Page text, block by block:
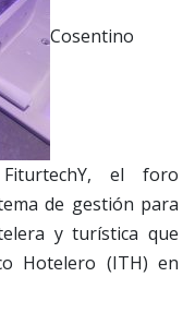
Cosentino
el foro
de gestión para
y turística que
Hotelero (ITH) en